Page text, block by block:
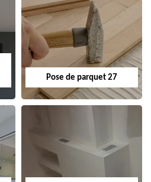
Pose de parquet 27